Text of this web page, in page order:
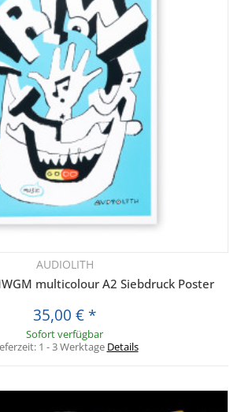
AUDIOLITH
multicolour A2 Siebdruck Poster
35,00 € *
Sofort verfügbar
1 - 3 Werktage Details